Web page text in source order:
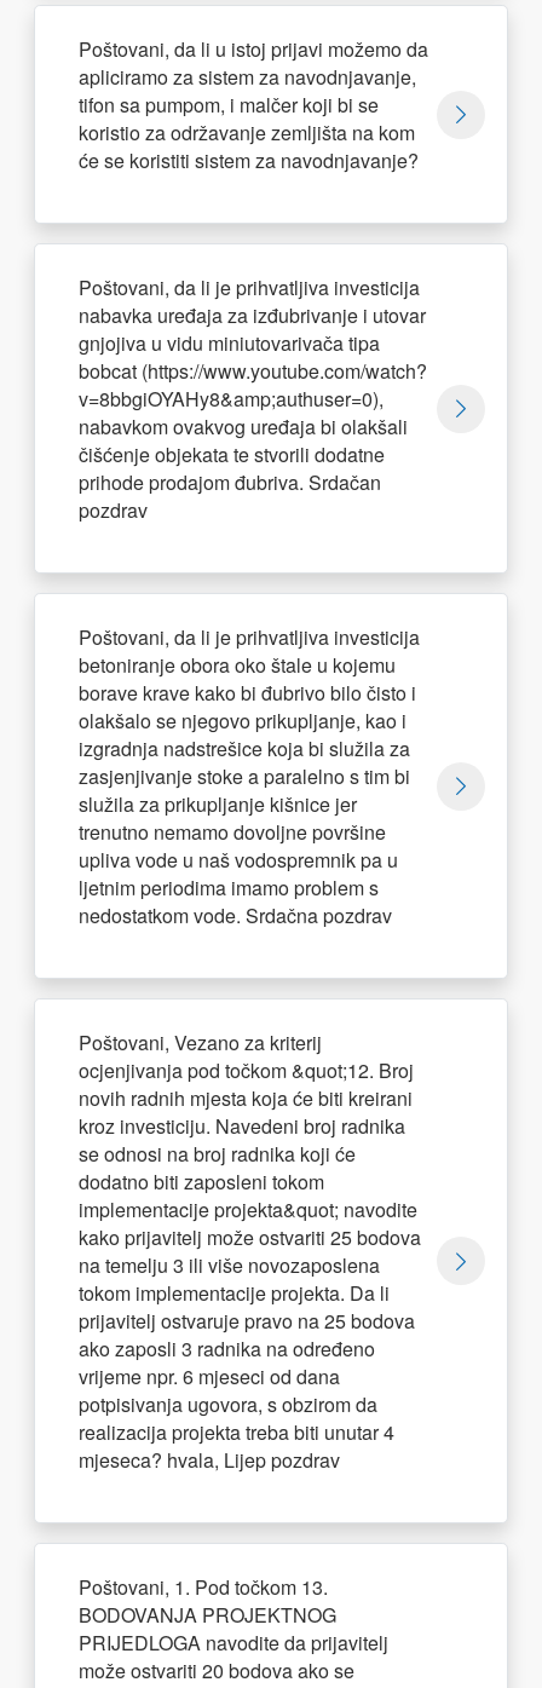
Poštovani, da li u istoj prijavi možemo da
apliciramo za sistem za navodnjavanje,
tifon sa pumpom, i malčer koji bi se
koristio za održavanje zemljišta na kom
će se koristiti sistem za navodnjavanje?
Poštovani, da li je prihvatljiva investicija
nabavka uređaja za izđubrivanje i utovar
gnjojiva u vidu miniutovarivača tipa
bobcat (https://www.youtube.com/watch?
v=8bbgiOYAHy8&amp;authuser=0),
nabavkom ovakvog uređaja bi olakšali
čišćenje objekata te stvorili dodatne
prihode prodajom đubriva. Srdačan
pozdrav
Poštovani, da li je prihvatljiva investicija
betoniranje obora oko štale u kojemu
borave krave kako bi đubrivo bilo čisto i
olakšalo se njegovo prikupljanje, kao i
izgradnja nadstrešice koja bi služila za
zasjenjivanje stoke a paralelno s tim bi
služila za prikupljanje kišnice jer
trenutno nemamo dovoljne površine
upliva vode u naš vodospremnik pa u
ljetnim periodima imamo problem s
nedostatkom vode. Srdačna pozdrav
Poštovani, Vezano za kriterij
ocjenjivanja pod točkom &quot;12. Broj
novih radnih mjesta koja će biti kreirani
kroz investiciju. Navedeni broj radnika
se odnosi na broj radnika koji će
dodatno biti zaposleni tokom
implementacije projekta&quot; navodite
kako prijavitelj može ostvariti 25 bodova
na temelju 3 ili više novozaposlena
tokom implementacije projekta. Da li
prijavitelj ostvaruje pravo na 25 bodova
ako zaposli 3 radnika na određeno
vrijeme npr. 6 mjeseci od dana
potpisivanja ugovora, s obzirom da
realizacija projekta treba biti unutar 4
mjeseca? hvala, Lijep pozdrav
Poštovani, 1. Pod točkom 13.
BODOVANJA PROJEKTNOG
PRIJEDLOGA navodite da prijavitelj
može ostvariti 20 bodova ako se